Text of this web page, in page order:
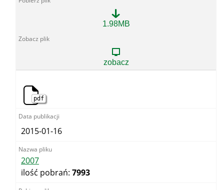
1.98MB
zobacz
pdf
2015-01-16
2007
ilość pobrań: 7993